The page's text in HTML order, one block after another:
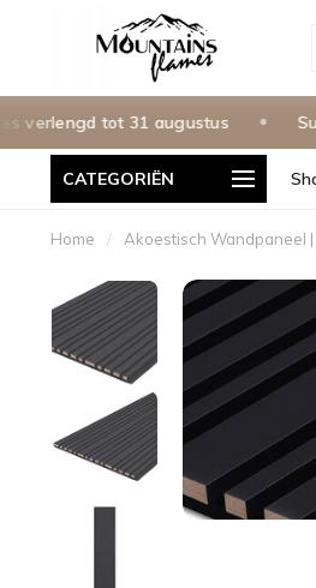
tot 31 augustus
CATEGORIËN
Nederland & Belgie Betaal
Home / Akoestisch Wandpaneel